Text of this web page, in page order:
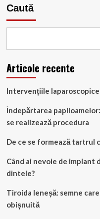
Caută
Articole recente
Intervențiile
Îndepărtarea
se realizează procedura
De ce se formează tartrul
Când ai nevoie de implant
dintele?
Tiroida leneșă: semne
obișnuită